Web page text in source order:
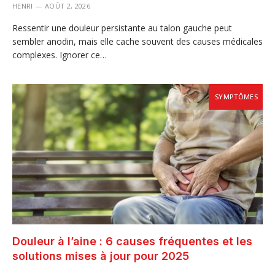
HENRI AOÛT 2, 2026
Ressentir une douleur persistante au talon gauche peut
sembler anodin, mais elle cache souvent des causes médicales
complexes. Ignorer ce…
SYMPTÔMES
Douleur à l’aine : 6 causes fréquentes et les
solutions mises à jour pour 2025